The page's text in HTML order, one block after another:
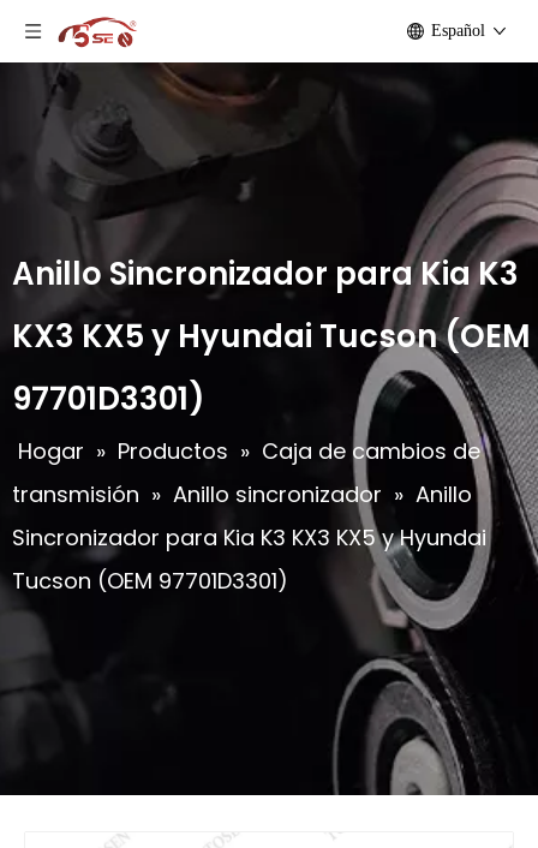
Español
Anillo Sincronizador para Kia K3
KX3 KX5 y Hyundai Tucson (OEM
97701D3301)
Hogar » Productos » Caja de cambios de
transmisión » Anillo sincronizador » Anillo
Sincronizador para Kia K3 KX3 KX5 y Hyundai
Tucson (OEM 97701D3301)